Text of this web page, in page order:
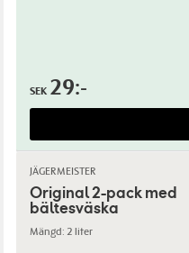
SEK 29:-
JÄGERMEISTER
Original 2-pack med
bältesväska
Mängd: 2 liter